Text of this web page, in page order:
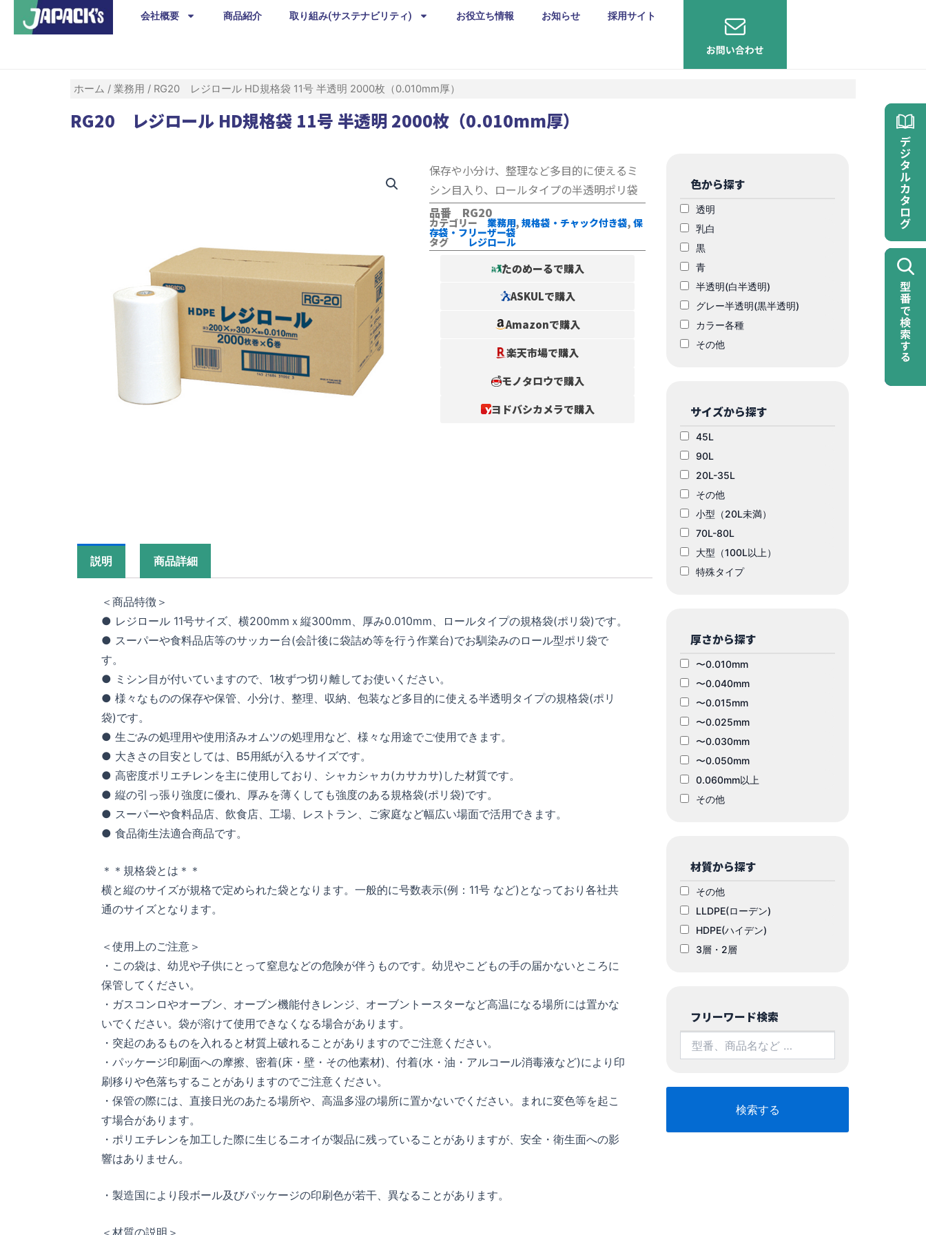
会社概要 商品紹介 取り組み(サステナビリティ) お役立ち情報 お知らせ 採用サイト
ホーム / 業務用 / RG20 レジロール HD規格袋 11号 半透明 2000枚（0.010mm厚）
RG20 レジロール HD規格袋 11号 半透明 2000枚（0.010mm厚）
保存や小分け、整理など多目的に使えるミ
シン目入り、ロールタイプの半透明ポリ袋
品番 RG20
カテゴリー 業務用, 規格袋・チャック付き袋, 保
存袋・フリーザー袋
タグ レジロール
たのめーるで購入
ASKULで購入
Amazonで購入
楽天市場で購入
モノタロウで購入
ヨドバシカメラで購入
説明 商品詳細
＜商品特徴＞
● レジロール 11号サイズ、横200mmｘ縦300mm、厚み0.010mm、ロールタイプの規格袋(ポリ袋)です。
● スーパーや食料品店等のサッカー台(会計後に袋詰め等を行う作業台)でお馴染みのロール型ポリ袋で
す。
● ミシン目が付いていますので、1枚ずつ切り離してお使いください。
● 様々なものの保存や保管、小分け、整理、収納、包装など多目的に使える半透明タイプの規格袋(ポリ
袋)です。
● 生ごみの処理用や使用済みオムツの処理用など、様々な用途でご使用できます。
● 大きさの目安としては、B5用紙が入るサイズです。
● 高密度ポリエチレンを主に使用しており、シャカシャカ(カサカサ)した材質です。
● 縦の引っ張り強度に優れ、厚みを薄くしても強度のある規格袋(ポリ袋)です。
● スーパーや食料品店、飲食店、工場、レストラン、ご家庭など幅広い場面で活用できます。
● 食品衛生法適合商品です。
＊＊規格袋とは＊＊
横と縦のサイズが規格で定められた袋となります。一般的に号数表示(例：11号 など)となっており各社共
通のサイズとなります。
＜使用上のご注意＞
・この袋は、幼児や子供にとって窒息などの危険が伴うものです。幼児やこどもの手の届かないところに
保管してください。
・ガスコンロやオーブン、オーブン機能付きレンジ、オーブントースターなど高温になる場所には置かな
いでください。袋が溶けて使用できなくなる場合があります。
・突起のあるものを入れると材質上破れることがありますのでご注意ください。
・パッケージ印刷面への摩擦、密着(床・壁・その他素材)、付着(水・油・アルコール消毒液など)により印
刷移りや色落ちすることがありますのでご注意ください。
・保管の際には、直接日光のあたる場所や、高温多湿の場所に置かないでください。まれに変色等を起こ
す場合があります。
・ポリエチレンを加工した際に生じるニオイが製品に残っていることがありますが、安全・衛生面への影
響はありません。
・製造国により段ボール及びパッケージの印刷色が若干、異なることがあります。
＜材質の説明＞
色から探す
透明
乳白
黒
青
半透明(白半透明)
グレー半透明(黒半透明)
カラー各種
その他
サイズから探す
45L
90L
20L-35L
その他
小型（20L未満）
70L-80L
大型（100L以上）
特殊タイプ
厚さから探す
〜0.010mm
〜0.040mm
〜0.015mm
〜0.025mm
〜0.030mm
〜0.050mm
0.060mm以上
その他
材質から探す
その他
LLDPE(ローデン)
HDPE(ハイデン)
3層・2層
フリーワード検索